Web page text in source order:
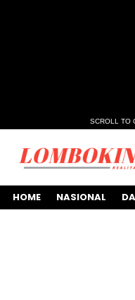
SCROLL TO
HOME NASIONAL